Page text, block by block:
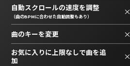
自動スクロールの速度を調整
（曲のBPMに合わせた自動調整もあり） ×
曲のキーを変更 ×
お気に入りに上限なしで曲を追
加
×